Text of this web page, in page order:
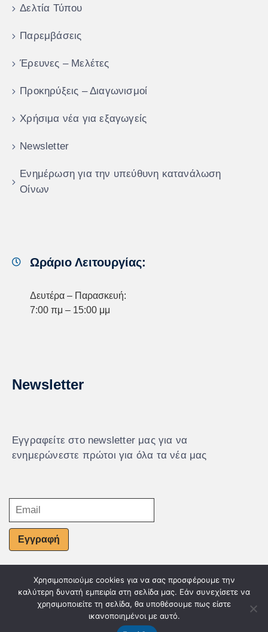
Δελτία Τύπου
Παρεμβάσεις
Έρευνες – Μελέτες
Προκηρύξεις – Διαγωνισμοί
Χρήσιμα νέα για εξαγωγείς
Newsletter
Ενημέρωση για την υπεύθυνη κατανάλωση
Οίνων
Ωράριο Λειτουργίας:
Δευτέρα – Παρασκευή:
7:00 πμ – 15:00 μμ
Newsletter
Εγγραφείτε στο newsletter μας για να
ενημερώνεστε πρώτοι για όλα τα νέα μας
Εγγραφή
© Powered by Knowledge AE
Χρησιμοποιούμε cookies για να σας προσφέρουμε την
καλύτερη δυνατή εμπειρία στη σελίδα μας. Εάν συνεχίσετε να
χρησιμοποιείτε τη σελίδα, θα υποθέσουμε πως είστε
ικανοποιημένοι με αυτό.